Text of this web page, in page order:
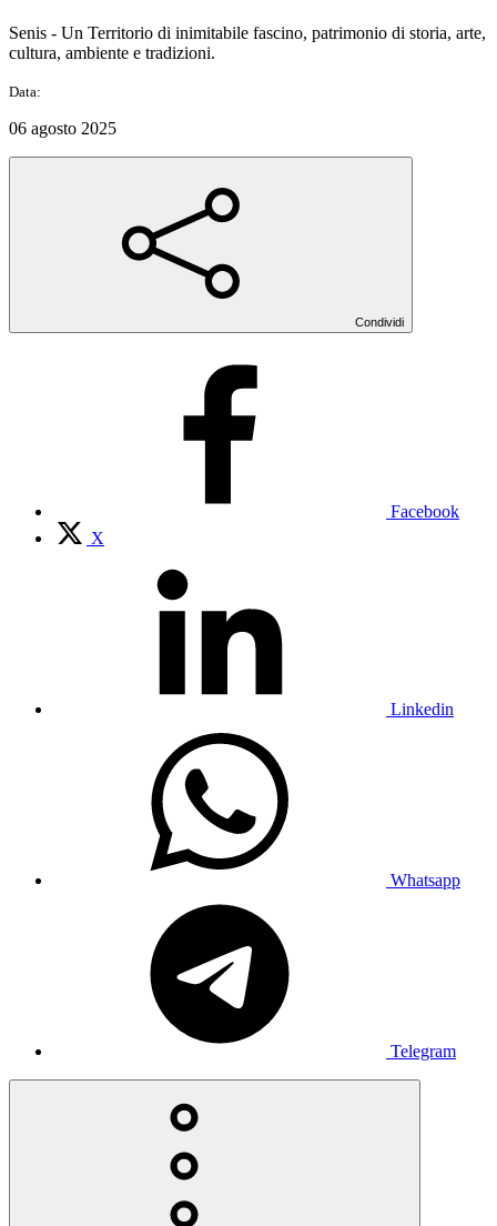
Senis - Un Territorio di inimitabile fascino, patrimonio di storia, arte,
cultura, ambiente e tradizioni.
Data:
06 agosto 2025
Condividi
Facebook
X
Linkedin
Whatsapp
Telegram